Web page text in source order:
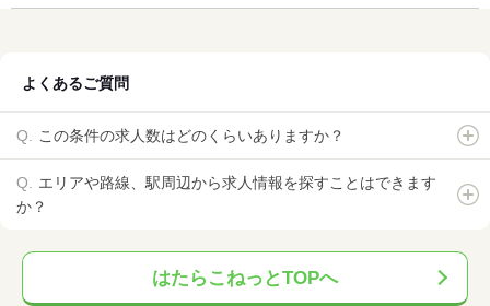
よくあるご質問
この条件の求人数はどのくらいありますか？
エリアや路線、駅周辺から求人情報を探すことはできます
か？
はたらこねっとTOPへ